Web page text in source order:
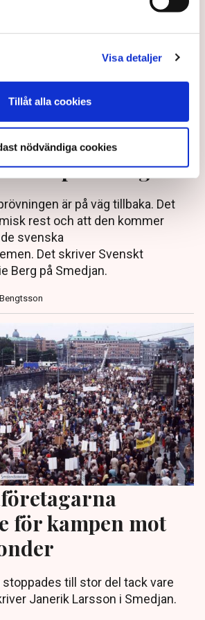
Visa detaljer
Tillåt alla cookies
nödvändiga cookies
en
är på väg tillbaka. Det
rest och att den kommer
svenska
Det skriver Svenskt
Berg på Smedjan.
för kampen mot
till stor del tack vare
Janerik Larsson i Smedjan.